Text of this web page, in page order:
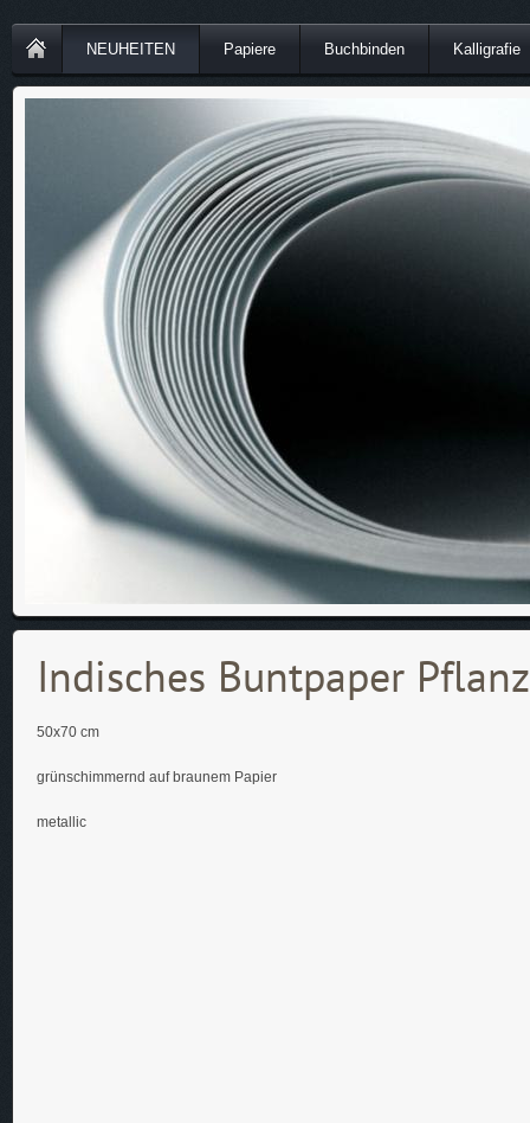
NEUHEITEN Papiere Buchbinden Kalligrafie
Indisches Buntpaper
50x70 cm
grünschimmernd auf braunem Papier
metallic